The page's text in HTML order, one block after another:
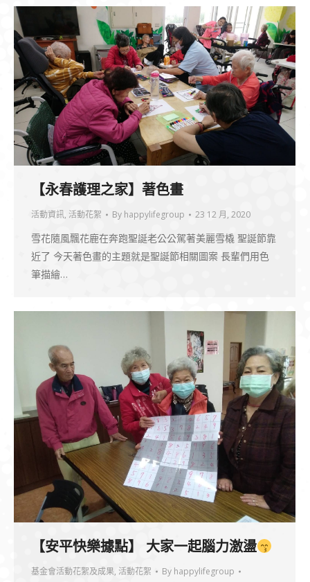
【永春護理之家】著色畫
活動資訊, 活動花絮 By happylifegroup 23 12 月, 2020
雪花隨風飄花鹿在奔跑聖誕老公公駕著美麗雪橇 聖誕節靠
近了 今天著色畫的主題就是聖誕節相關圖案 長輩們用色
筆描繪…
【安平快樂據點】 大家一起腦力激盪
基金會活動花絮及成果, 活動花絮 By happylifegroup